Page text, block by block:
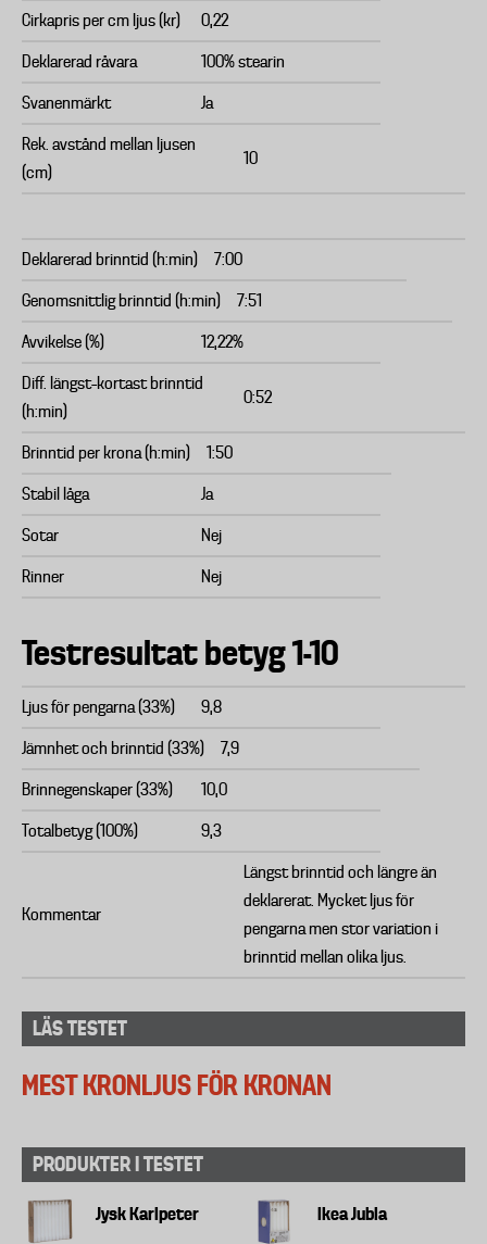
Cirkapris per cm ljus (kr) 0,22
Deklarerad råvara 100% stearin
Svanenmärkt Ja
Rek. avstånd mellan ljusen
(cm)
10
Deklarerad brinntid (h:min) 7:00
Genomsnittlig brinntid (h:min) 7:51
Avvikelse (%) 12,22%
Diff. längst–kortast brinntid
(h:min)
0:52
Brinntid per krona (h:min) 1:50
Stabil låga Ja
Sotar Nej
Rinner Nej
Testresultat betyg 1-10
Ljus för pengarna (33%) 9,8
Jämnhet och brinntid (33%) 7,9
Brinnegenskaper (33%) 10,0
Totalbetyg (100%) 9,3
Kommentar
Längst brinntid och längre än
deklarerat. Mycket ljus för
pengarna men stor variation i
brinntid mellan olika ljus.
LÄS TESTET
MEST KRONLJUS FÖR KRONAN
PRODUKTER I TESTET
Jysk Karlpeter Ikea Jubla